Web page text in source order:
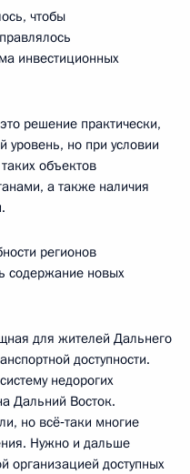
чтобы
инвестиционных
решение практически,
уровень, но при условии
объектов
а также наличия
регионов
содержание новых
для жителей Дальнего
доступности.
недорогих
Дальний Восток.
но всё‑таки многие
Нужно и дальше
организацией доступных